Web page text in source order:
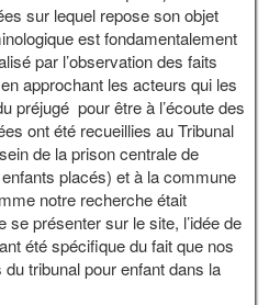
sur lequel repose son objet
est fondamentalement
par l’observation des faits
approchant les acteurs qui les
préjugé pour être à l’écoute des
ont été recueillies au Tribunal
de la prison centrale de
placés) et à la commune
notre recherche était
présenter sur le site, l’idée de
été spécifique du fait que nos
tribunal pour enfant dans la